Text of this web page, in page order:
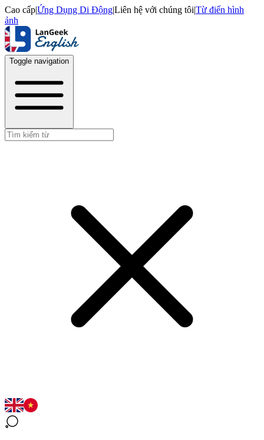
Cao cấp|Ứng Dụng Di Động|Liên hệ với chúng tôi|Từ điển hình
ảnh
Toggle navigation